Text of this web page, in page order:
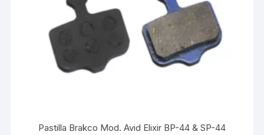
Pastilla Brakco Mod. Avid Elixir BP-44 & SP-44